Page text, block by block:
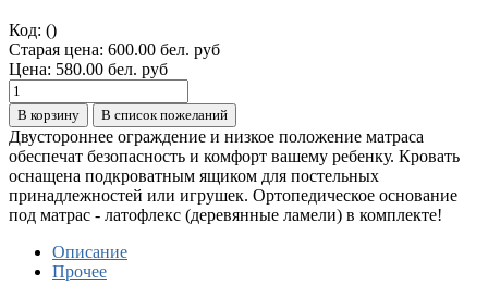
Код: ()
Старая цена: 600.00 бел. руб
Цена: 580.00 бел. руб
В корзину В список пожеланий
Двустороннее ограждение и низкое положение матраса
обеспечат безопасность и комфорт вашему ребенку. Кровать
оснащена подкроватным ящиком для постельных
принадлежностей или игрушек. Ортопедическое основание
под матрас - латофлекс (деревянные ламели) в комплекте!
Описание
Прочее